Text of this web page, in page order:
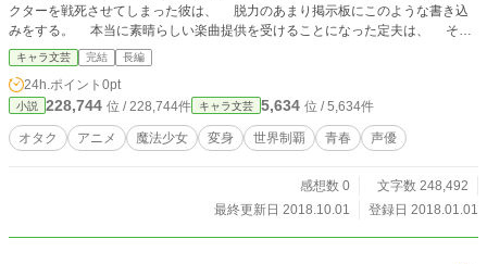
クターを戦死させてしまった彼は、 脱力のあまり掲示板にこのような書き込
みをする。 本当に素晴らしい楽曲提供を受けることになった定夫は、 その
曲にイメージを膨らませ、 親友二人と共に、ある壮大な計画に胸を躍らせ
る。 それはやがて、日本全国のオタクたちを巻き込んで……
キャラ文芸 完結 長編
24h.ポイント 0pt
小説 228,744 位 / 228,744件 キャラ文芸 5,634 位 / 5,634件
オタク アニメ 魔法少女 変身 世界制覇 青春 声優
感想数 0
文字数 248,492
最終更新日 2018.10.01
登録日 2018.01.01